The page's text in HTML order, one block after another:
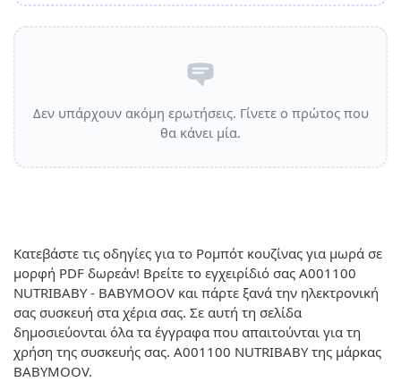
Δεν υπάρχουν ακόμη ερωτήσεις. Γίνετε ο πρώτος που
θα κάνει μία.
Κατεβάστε τις οδηγίες για το Ρομπότ κουζίνας για μωρά σε
μορφή PDF δωρεάν! Βρείτε το εγχειρίδιό σας A001100
NUTRIBABY - BABYMOOV και πάρτε ξανά την ηλεκτρονική
σας συσκευή στα χέρια σας. Σε αυτή τη σελίδα
δημοσιεύονται όλα τα έγγραφα που απαιτούνται για τη
χρήση της συσκευής σας. A001100 NUTRIBABY της μάρκας
BABYMOOV.